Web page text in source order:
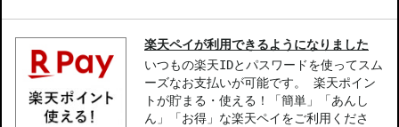
楽天ペイが利用できるようになりました
いつもの楽天IDとパスワードを使ってスム
ーズなお支払いが可能です。 楽天ポイン
トが貯まる・使える！「簡単」「あんし
ん」「お得」な楽天ペイをご利用くださ